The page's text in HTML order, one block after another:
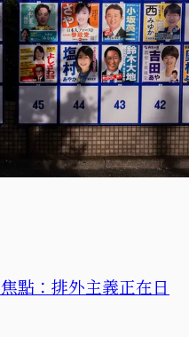
點：排外主義正在日